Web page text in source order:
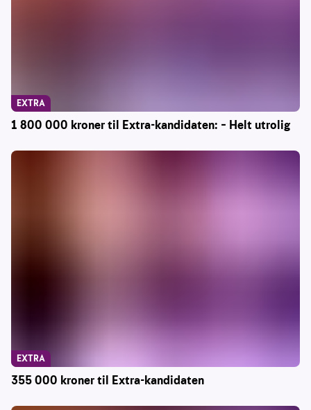
1 800 000 kroner til Extra-kandidaten: – Helt utrolig
EXTRA
355 000 kroner til Extra-kandidaten
EXTRA